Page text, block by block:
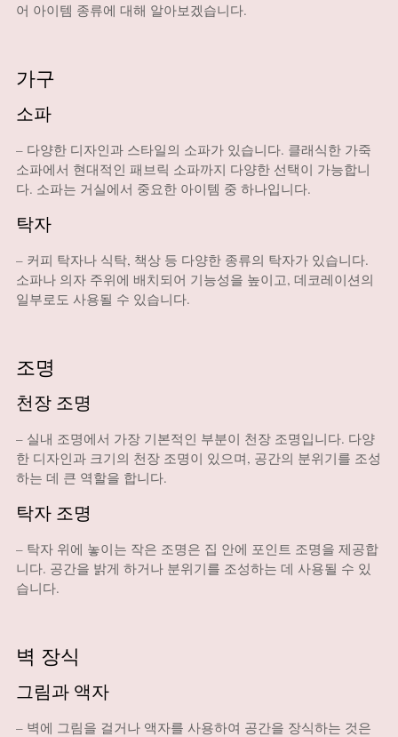
어 아이템 종류에 대해 알아보겠습니다.
가구
소파
– 다양한 디자인과 스타일의 소파가 있습니다. 클래식한 가죽
소파에서 현대적인 패브릭 소파까지 다양한 선택이 가능합니
다. 소파는 거실에서 중요한 아이템 중 하나입니다.
탁자
– 커피 탁자나 식탁, 책상 등 다양한 종류의 탁자가 있습니다.
소파나 의자 주위에 배치되어 기능성을 높이고, 데코레이션의
일부로도 사용될 수 있습니다.
조명
천장 조명
– 실내 조명에서 가장 기본적인 부분이 천장 조명입니다. 다양
한 디자인과 크기의 천장 조명이 있으며, 공간의 분위기를 조성
하는 데 큰 역할을 합니다.
탁자 조명
– 탁자 위에 놓이는 작은 조명은 집 안에 포인트 조명을 제공합
니다. 공간을 밝게 하거나 분위기를 조성하는 데 사용될 수 있
습니다.
벽 장식
그림과 액자
– 벽에 그림을 걸거나 액자를 사용하여 공간을 장식하는 것은